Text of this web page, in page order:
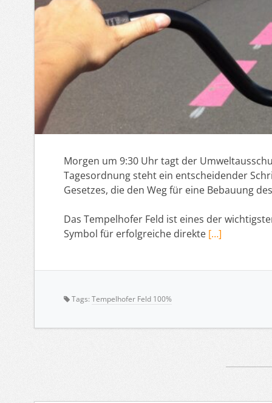
Morgen um 9:30 Uhr tagt der
Tagesordnung steht ein entscheidender
Gesetzes, die den Weg für eine Bebauung
Das Tempelhofer Feld ist eines der
Symbol für erfolgreiche direkte […]
Tags: Tempelhofer Feld 100%